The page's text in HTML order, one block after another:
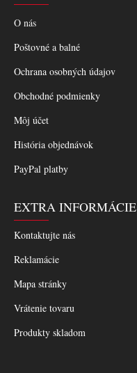
O nás
Poštovné a balné
Ochrana osobných údajov
Obchodné podmienky
Môj účet
História objednávok
PayPal platby
EXTRA INFORMÁCIE
Kontaktujte nás
Reklamácie
Mapa stránky
Vrátenie tovaru
Produkty skladom